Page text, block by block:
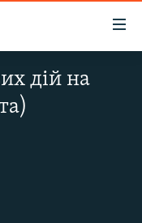
дій на